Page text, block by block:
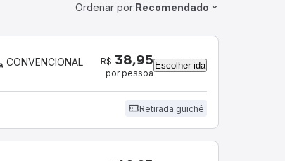
Ordenar por:Recomendado
CONVENCIONAL R$ 38,95
por pessoa
Escolher ida
Retirada guichê